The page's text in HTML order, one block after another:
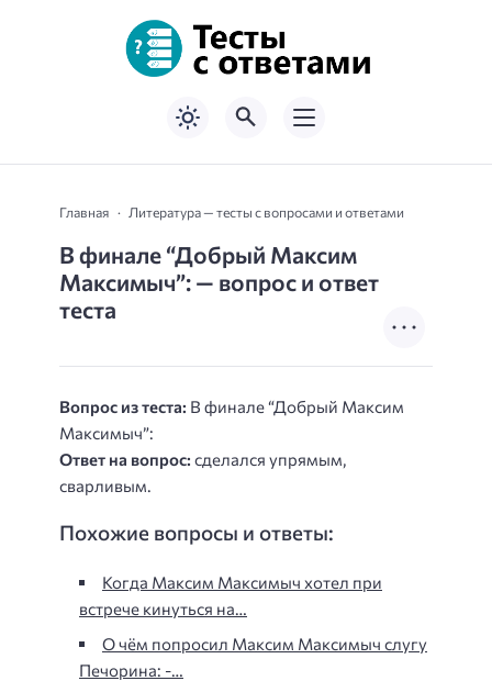
Главная Литература — тесты с вопросами и ответами
В финале “Добрый Максим
Максимыч”: — вопрос и ответ
теста
Вопрос из теста: В финале “Добрый Максим
Максимыч”:
Ответ на вопрос: сделался упрямым,
сварливым.
Похожие вопросы и ответы:
Когда Максим Максимыч хотел при
встрече кинуться на…
О чём попросил Максим Максимыч слугу
Печорина: -…